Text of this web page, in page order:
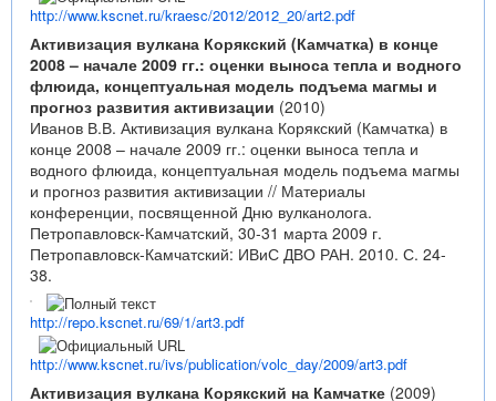
http://www.kscnet.ru/kraesc/2012/2012_20/art2.pdf
Активизация вулкана Корякский (Камчатка) в конце
2008 – начале 2009 гг.: оценки выноса тепла и водного
флюида, концептуальная модель подъема магмы и
прогноз развития активизации (2010)
Иванов В.В. Активизация вулкана Корякский (Камчатка) в
конце 2008 – начале 2009 гг.: оценки выноса тепла и
водного флюида, концептуальная модель подъема магмы
и прогноз развития активизации // Материалы
конференции, посвященной Дню вулканолога.
Петропавловск-Камчатский, 30-31 марта 2009 г.
Петропавловск-Камчатский: ИВиС ДВО РАН. 2010. С. 24-
38.
http://repo.kscnet.ru/69/1/art3.pdf
http://www.kscnet.ru/ivs/publication/volc_day/2009/art3.pdf
Активизация вулкана Корякский на Камчатке (2009)